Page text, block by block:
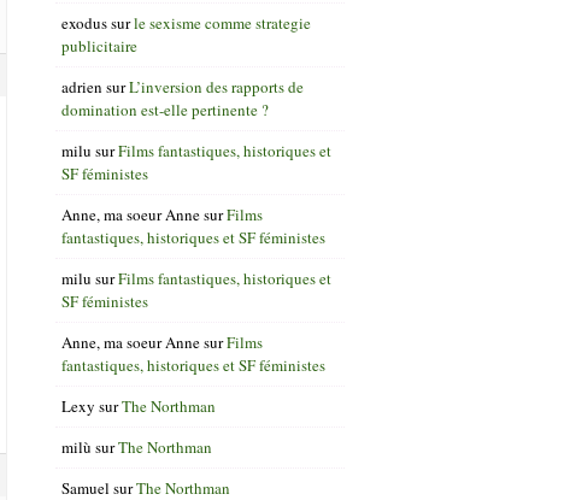
exodussurle sexisme comme strategie
publicitaire
adrien surL’inversion des rapports de
domination est-elle pertinente ?
milu surFilms fantastiques, historiques et
SF féministes
Anne, ma soeur AnnesurFilms
fantastiques, historiques et SF féministes
milu surFilms fantastiques, historiques et
SF féministes
Anne, ma soeur AnnesurFilms
fantastiques, historiques et SF féministes
Lexy surThe Northman
milù surThe Northman
Samuel surThe Northman